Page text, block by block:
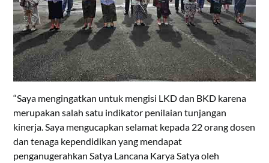
“Saya mengingatkan untuk mengisi LKD dan BKD karena
merupakan salah satu indikator penilaian tunjangan
kinerja. Saya mengucapkan selamat kepada 22 orang dosen
dan tenaga kependidikan yang mendapat
penganugerahkan Satya Lancana Karya Satya oleh